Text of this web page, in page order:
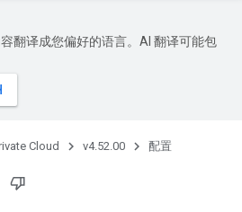
翻译成您偏好的语言。AI 翻译可能包
Cloud v4.52.00 配置